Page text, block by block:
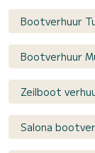
Bootverhuur
Bootverhuur
Zeilboot
Salona